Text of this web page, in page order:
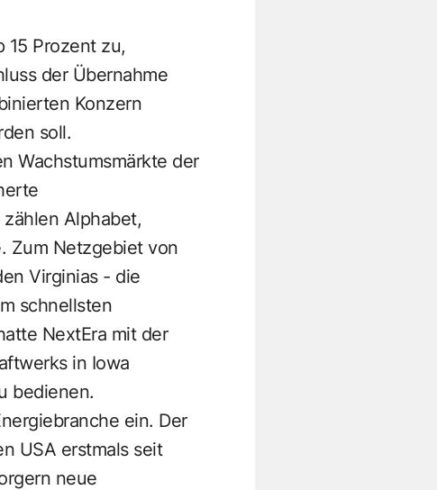
15 Prozent zu,
der Übernahme
Konzern
soll.
Wachstumsmärkte der
Alphabet,
Zum Netzgebiet von
Virginias - die
schnellsten
NextEra mit der
in Iowa
bedienen.
ein. Der
USA erstmals seit
neue